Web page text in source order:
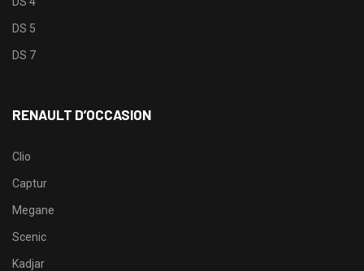
DS 5
DS 7
RENAULT D’OCCASION
Clio
Captur
Megane
Scenic
Kadjar